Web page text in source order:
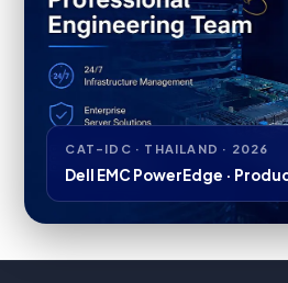
CAT-IDC · THAILAND · 2026
Dell EMC PowerEdge ·